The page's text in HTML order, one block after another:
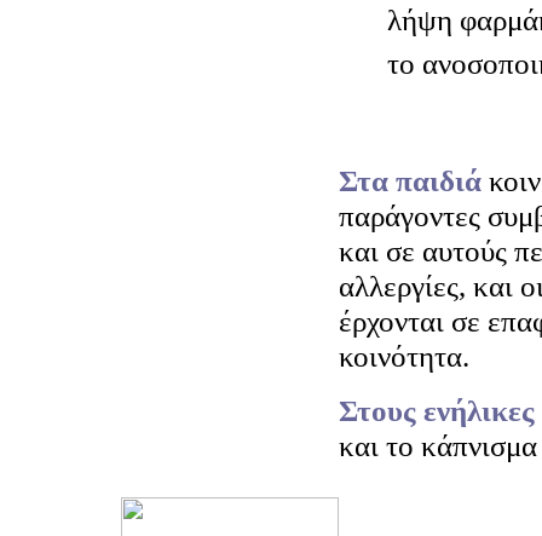
λήψη
το
Στα παιδιά
παράγοντες
και σε αυτούς
αλλεργίες, και
έρχονται σε
κοινότητα.
Στους ενήλικες
και το κάπνισμα